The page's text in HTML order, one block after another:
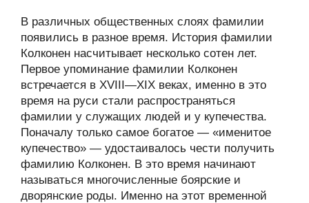
В различных общественных слоях фамилии
появились в разное время. История фамилии
Колконен насчитывает несколько сотен лет.
Первое упоминание фамилии Колконен
встречается в XVIII—XIX веках, именно в это
время на руси стали распространяться
фамилии у служащих людей и у купечества.
Поначалу только самое богатое — «именитое
купечество» — удостаивалось чести получить
фамилию Колконен. В это время начинают
называться многочисленные боярские и
дворянские роды. Именно на этот временной